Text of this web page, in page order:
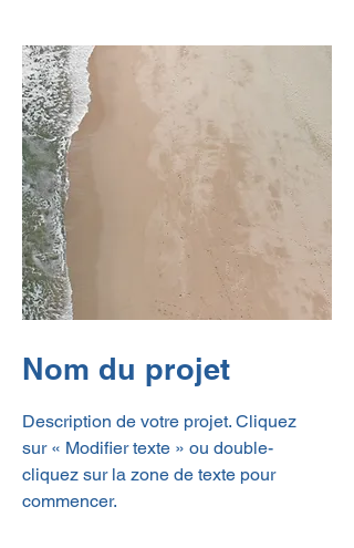
Nom du projet
Description de votre projet. Cliquez
sur « Modifier texte » ou double-
cliquez sur la zone de texte pour
commencer.